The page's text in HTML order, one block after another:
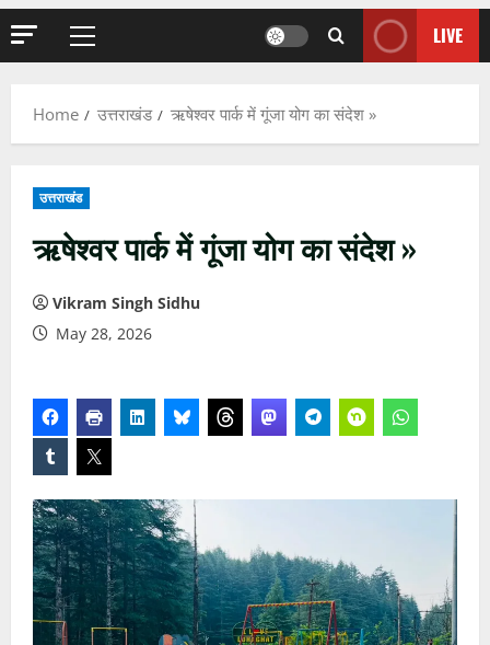
Primary
LIVE
Home उत्तराखंड ऋषेश्वर पार्क में गूंजा योग का संदेश »
उत्तराखंड
ऋषेश्वर पार्क में गूंजा योग का संदेश »
Vikram Singh Sidhu
May 28, 2026